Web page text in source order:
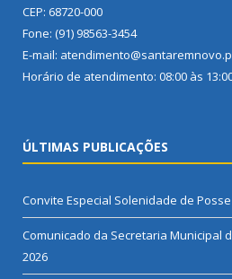
CEP: 68720-000
Fone: (91) 98563-3454
E-mail:
Horário de atendimento: 08:00 às
ÚLTIMAS PUBLICAÇÕES
Convite Especial Solenidade de Posse
Comunicado da Secretaria Municipal
2026